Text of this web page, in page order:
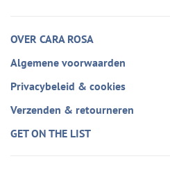
OVER CARA ROSA
Algemene voorwaarden
Privacybeleid & cookies
Verzenden & retourneren
GET ON THE LIST